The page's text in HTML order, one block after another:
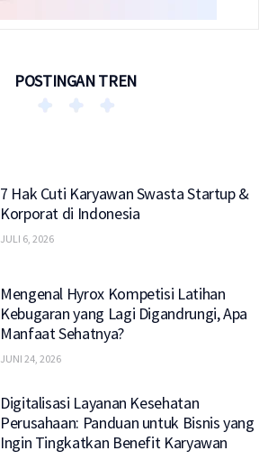
POSTINGAN TREN
7 Hak Cuti Karyawan Swasta Startup &
Korporat di Indonesia
JULI 6, 2026
Mengenal Hyrox Kompetisi Latihan
Kebugaran yang Lagi Digandrungi, Apa
Manfaat Sehatnya?
JUNI 24, 2026
Digitalisasi Layanan Kesehatan
Perusahaan: Panduan untuk Bisnis yang
Ingin Tingkatkan Benefit Karyawan